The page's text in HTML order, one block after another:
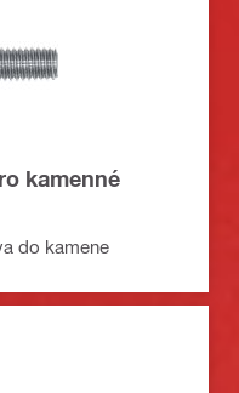
kamenné
do kamene